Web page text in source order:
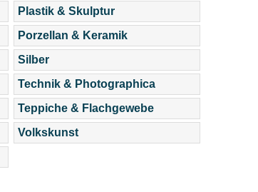
Plastik & Skulptur
Porzellan & Keramik
Silber
Technik & Photographica
Teppiche & Flachgewebe
Volkskunst